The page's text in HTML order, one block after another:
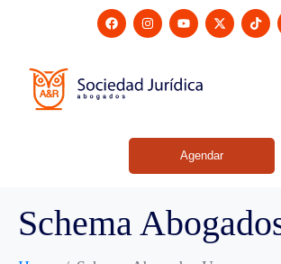
Agendar
Schema